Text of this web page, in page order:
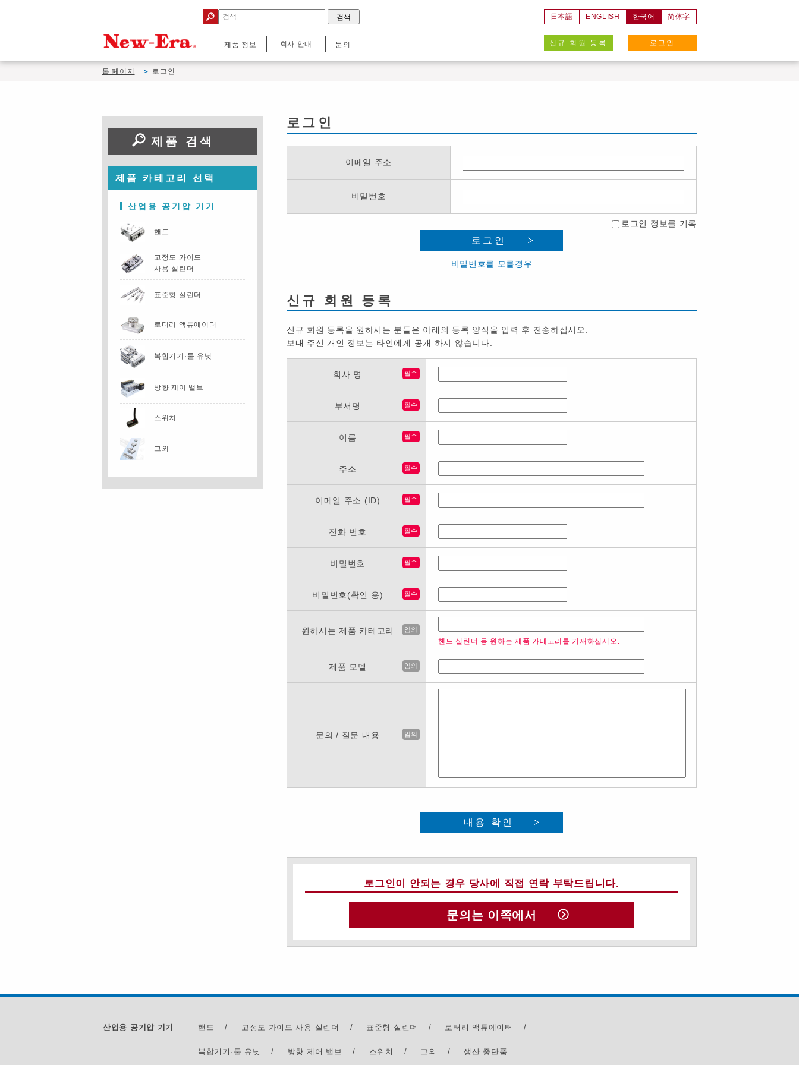
제품 정보 회사 안내 문의
日本語 ENGLISH 한국어 简体字
신규 회원 등록 로그인
톱 페이지 로그인
로그인
이메일 주소
비밀번호
로그인 정보를 기록
로그인
비밀번호를 모를경우
신규 회원 등록
신규 회원 등록을 원하시는 분들은 아래의 등록 양식을 입력 후 전송하십시오.
보내 주신 개인 정보는 타인에게 공개 하지 않습니다.
회사 명 필수
부서명 필수
이름 필수
주소 필수
이메일 주소 (ID) 필수
전화 번호 필수
비밀번호 필수
비밀번호(확인 용) 필수
원하시는 제품 카테고리 임의
핸드 실린더 등 원하는 제품 카테고리를 기재하십시오.
제품 모델 임의
문의 / 질문 내용 임의
내용 확인
로그인이 안되는 경우 당사에 직접 연락 부탁드립니다.
문의는 이쪽에서
제품 검색
제품 카테고리 선택
산업용 공기압 기기
핸드
고정도 가이드
사용 실린더
표준형 실린더
로터리 액튜에이터
복합기기·툴 유닛
방향 제어 밸브
스위치
그외
산업용 공기압 기기 핸드 / 고정도 가이드 사용 실린더 / 표준형 실린더 / 로터리 액튜에이터 /
복합기기·툴 유닛 / 방향 제어 밸브 / 스위치 / 그외 / 생산 중단품